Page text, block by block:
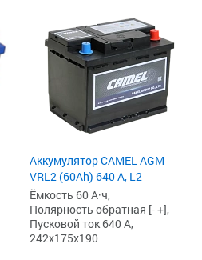
Аккумулятор CAMEL AGM
VRL2 (60Ah) 640 А, L2
Ёмкость 60 А·ч,
Полярность обратная [- +],
Пусковой ток 640 А,
242x175x190